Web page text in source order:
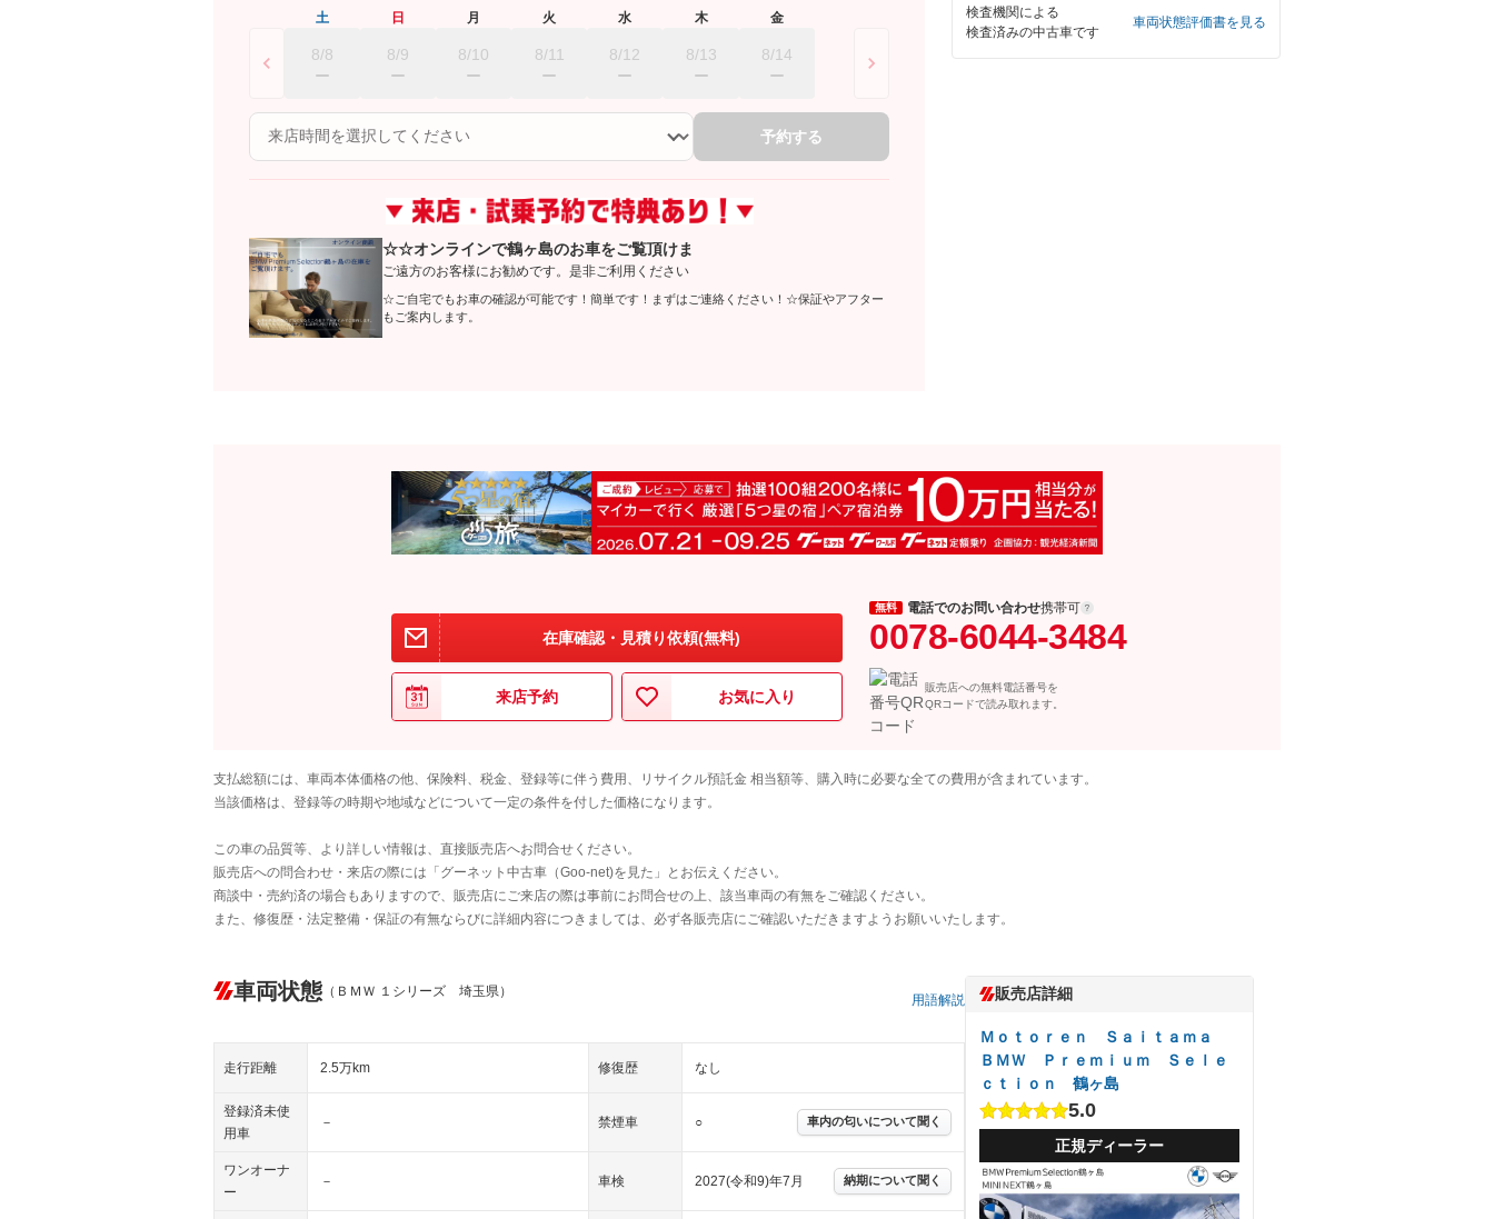
土
8/8
日
8/9
月
8/10
火
8/11
水
8/12
木
8/13
金
8/14
予約する
☆☆オンラインで鶴ヶ島のお車をご覧頂けま
ご遠方のお客様にお勧めです。是非ご利用ください
☆ご自宅でもお車の確認が可能です！簡単です！まずはご連絡ください！☆保証やアフター
もご案内します。
検査機関による
検査済みの中古車です
車両状態評価書を見る
在庫確認・見積り依頼(無料)
来店予約 お気に入り
無料 電話でのお問い合わせ携帯可
0078-6044-3484
販売店への無料電話番号を
QRコードで読み取れます。
支払総額には、車両本体価格の他、保険料、税金、登録等に伴う費用、リサイクル預託金 相当額等、購入時に必要な全ての費用が含まれています。
当該価格は、登録等の時期や地域などについて一定の条件を付した価格になります。
この車の品質等、より詳しい情報は、直接販売店へお問合せください。
販売店への問合わせ・来店の際には「グーネット中古車（Goo-net)を見た」とお伝えください。
商談中・売約済の場合もありますので、販売店にご来店の際は事前にお問合せの上、該当車両の有無をご確認ください。
また、修復歴・法定整備・保証の有無ならびに詳細内容につきましては、必ず各販売店にご確認いただきますようお願いいたします。
車両状態 （ＢＭＷ １シリーズ 埼玉県）
用語解説
走行距離 2.5万km 修復歴 なし
登録済未使
用車
－ 禁煙車 ○ 車内の匂いについて聞く
ワンオーナ
ー
－ 車検 2027(令和9)年7月 納期について聞く
販売店詳細
Ｍｏｔｏｒｅｎ Ｓａｉｔａｍａ
ＢＭＷ Ｐｒｅｍｉｕｍ Ｓｅｌｅ
ｃｔｉｏｎ 鶴ヶ島
5.0
正規ディーラー